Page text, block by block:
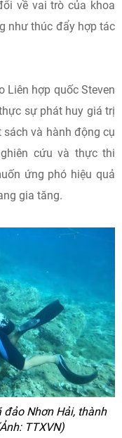
về vai trò của khoa
như thúc đẩy hợp tác
Liên hợp quốc Steven
sự phát huy giá trị
và hành động cụ
cứu và thực thi
ứng phó hiệu quả
gia tăng.
Nhơn Hải, thành
TTXVN)